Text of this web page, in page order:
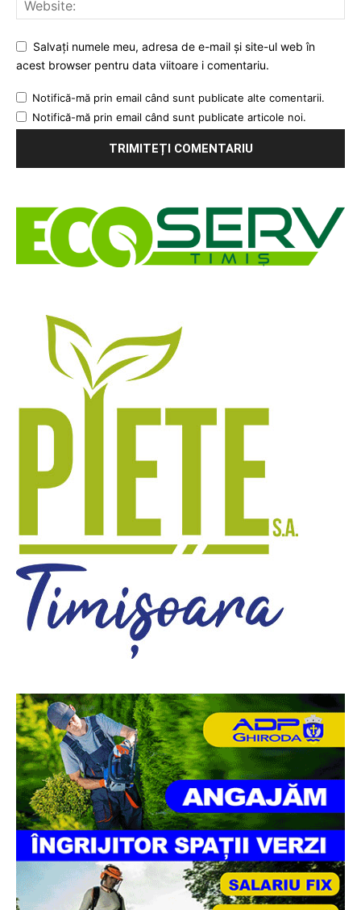
Salvați numele meu, adresa de e-mail și site-ul web în
acest browser pentru data viitoare i comentariu.
Notifică-mă prin email când sunt publicate alte comentarii.
Notifică-mă prin email când sunt publicate articole noi.